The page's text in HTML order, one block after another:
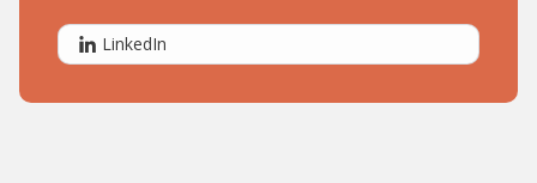
LinkedIn